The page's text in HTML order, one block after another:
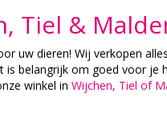
Tiel &
uw dieren! Wij verkopen
is belangrijk om goed voor
winkel in Wijchen, Tiel of